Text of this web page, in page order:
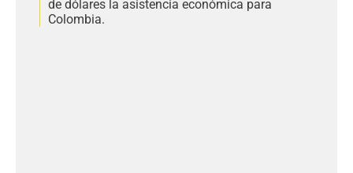
de dólares la asistencia económica para
Colombia.